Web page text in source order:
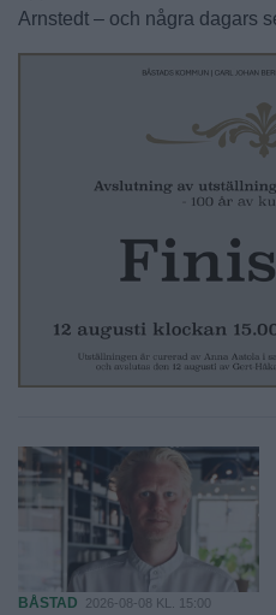
Arnstedt – och några dagars
BÅSTAD 2026-08-08 KL. 15:00